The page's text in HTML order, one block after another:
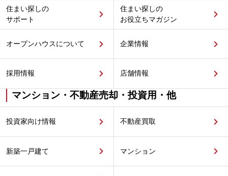
住まい探しの
サポート
住まい探しの
お役立ちマガジン
オープンハウスについて 企業情報
採用情報 店舗情報
マンション・不動産売却・投資用・他
投資家向け情報 不動産買取
新築一戸建て マンション